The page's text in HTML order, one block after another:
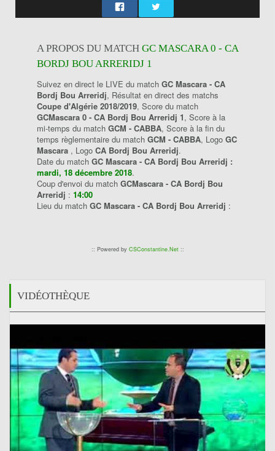
A PROPOS DU MATCH GC MASCARA 0 - CA
BORDJ BOU ARRERIDJ 1
Suivez en direct le LIVE du match GC Mascara - CA
Bordj Bou Arreridj, Résultat en direct des matchs
Coupe d'Algérie 2018/2019, Score du match
GCMascara 0 - CA Bordj Bou Arreridj 1, Score à la
mi-temps du match GCM - CABBA, Score à la fin du
temps règlementaire du match GCM - CABBA, Logo GC
Mascara , Logo CA Bordj Bou Arreridj.
Date du match GC Mascara - CA Bordj Bou Arreridj :
mardi, 18 décembre 2018.
Coup d'envoi du match GCMascara - CA Bordj Bou
Arreridj : 14:00
Lieu du match GC Mascara - CA Bordj Bou Arreridj :
:: Powered by CSConstantine.Net::
VIDÉOTHÈQUE